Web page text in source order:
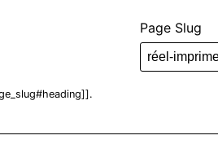
Page Slug